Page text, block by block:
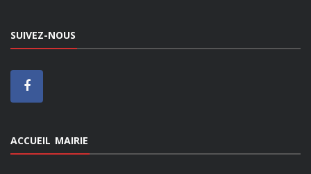
SUIVEZ-NOUS
ACCUEIL MAIRIE